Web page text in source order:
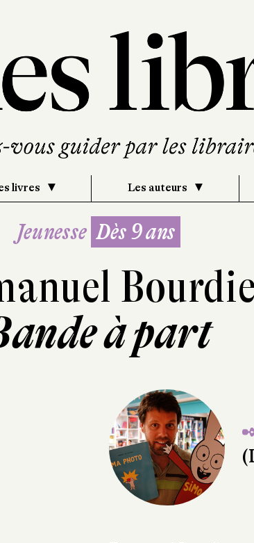
livres Les auteurs
Jeunesse Dès 9 ans
à part